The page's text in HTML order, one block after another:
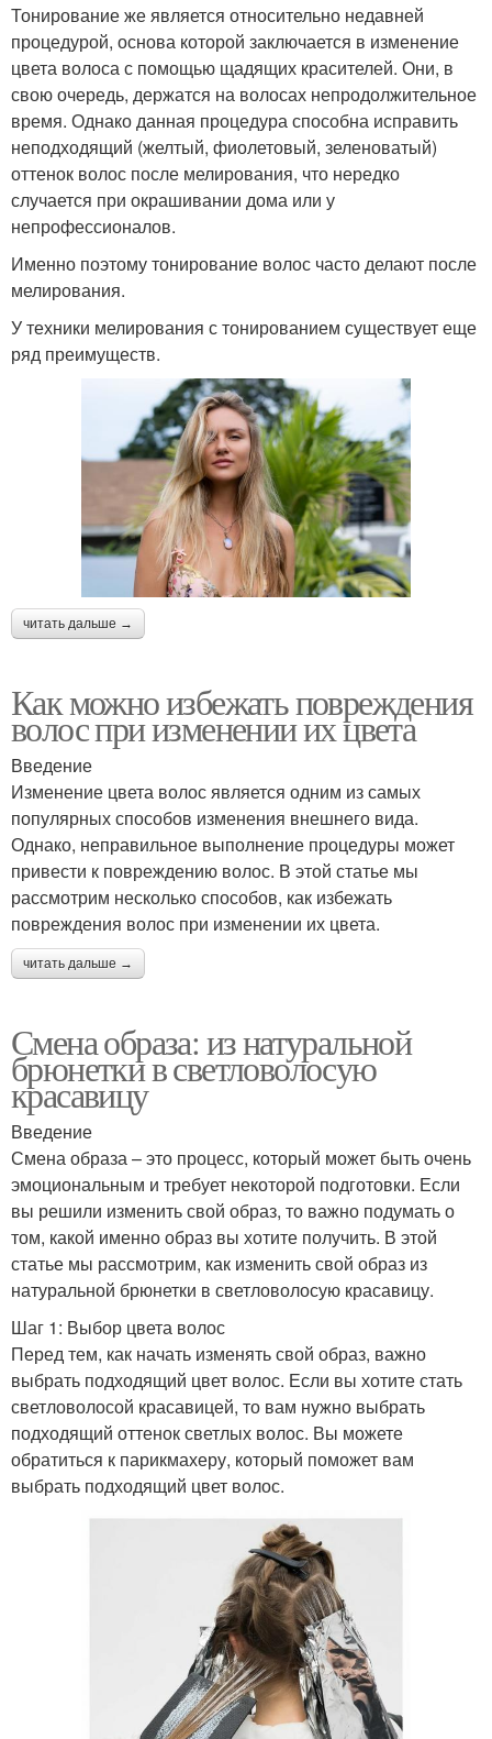
Тонирование же является относительно недавней
процедурой, основа которой заключается в изменение
цвета волоса с помощью щадящих красителей. Они, в
свою очередь, держатся на волосах непродолжительное
время. Однако данная процедура способна исправить
неподходящий (желтый, фиолетовый, зеленоватый)
оттенок волос после мелирования, что нередко
случается при окрашивании дома или у
непрофессионалов.
Именно поэтому тонирование волос часто делают после
мелирования.
У техники мелирования с тонированием существует еще
ряд преимуществ.
читать дальше →
Как можно избежать повреждения
волос при изменении их цвета
Введение
Изменение цвета волос является одним из самых
популярных способов изменения внешнего вида.
Однако, неправильное выполнение процедуры может
привести к повреждению волос. В этой статье мы
рассмотрим несколько способов, как избежать
повреждения волос при изменении их цвета.
читать дальше →
Смена образа: из натуральной
брюнетки в светловолосую
красавицу
Введение
Смена образа – это процесс, который может быть очень
эмоциональным и требует некоторой подготовки. Если
вы решили изменить свой образ, то важно подумать о
том, какой именно образ вы хотите получить. В этой
статье мы рассмотрим, как изменить свой образ из
натуральной брюнетки в светловолосую красавицу.
Шаг 1: Выбор цвета волос
Перед тем, как начать изменять свой образ, важно
выбрать подходящий цвет волос. Если вы хотите стать
светловолосой красавицей, то вам нужно выбрать
подходящий оттенок светлых волос. Вы можете
обратиться к парикмахеру, который поможет вам
выбрать подходящий цвет волос.